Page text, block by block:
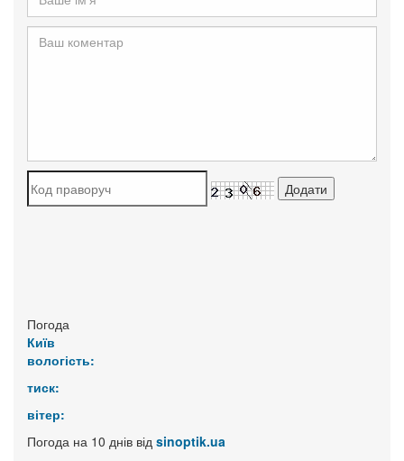
Погода
Київ
вологість:
тиск:
вітер:
Погода на 10 днів від sinoptik.ua